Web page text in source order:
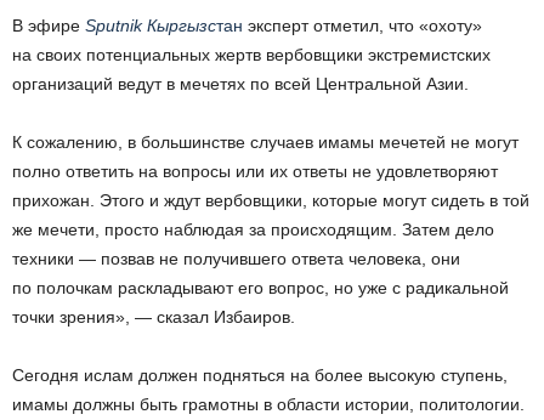
В эфире Sputnik Кыргызстан эксперт отметил, что «охоту»
на своих потенциальных жертв вербовщики экстремистских
организаций ведут в мечетях по всей Центральной Азии.
К сожалению, в большинстве случаев имамы мечетей не могут
полно ответить на вопросы или их ответы не удовлетворяют
прихожан. Этого и ждут вербовщики, которые могут сидеть в той
же мечети, просто наблюдая за происходящим. Затем дело
техники — позвав не получившего ответа человека, они
по полочкам раскладывают его вопрос, но уже с радикальной
точки зрения», — сказал Избаиров.
Сегодня ислам должен подняться на более высокую ступень,
имамы должны быть грамотны в области истории, политологии.